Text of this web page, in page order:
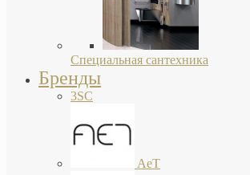
Специальная сантехника
Бренды
3SC
AeT